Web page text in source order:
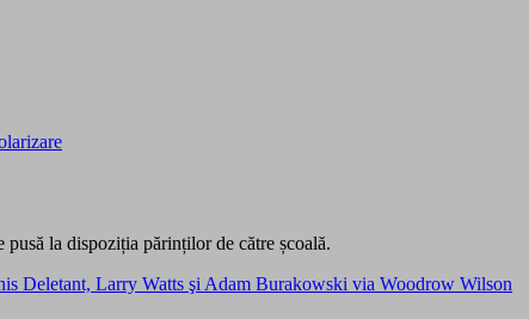
la dispoziția părinților de către școală.
Deletant, Larry Watts şi Adam Burakowski via Woodrow Wilson